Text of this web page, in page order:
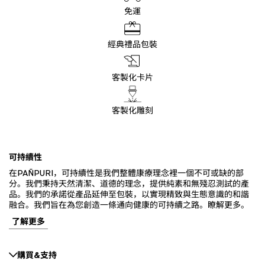
免運
經典禮品包裝
客製化卡片
客製化雕刻
可持續性
在PAÑPURI，可持續性是我們整體康療理念裡一個不可或缺的部
分。我們秉持天然清潔、道德的理念，提供純素和無殘忍測試的產
品。我們的承諾從產品延伸至包裝，以實現精致與生態意識的和諧
融合。我們旨在為您創造一條通向健康的可持續之路。瞭解更多。
了解更多
購買&支持